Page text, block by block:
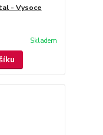
- Vysoce
Skladem